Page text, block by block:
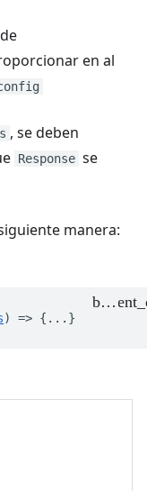
en al
, se deben
Response se
manera:
) => {...}